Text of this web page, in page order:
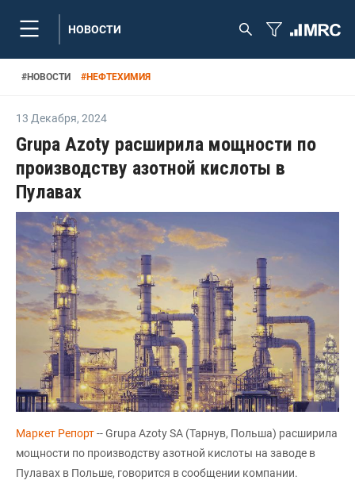
НОВОСТИ
#НОВОСТИ #НЕФТЕХИМИЯ
13 Декабря, 2024
Grupa Azoty расширила мощности по
производству азотной кислоты в
Пулавах
Маркет Репорт-- Grupa Azoty SA (Тарнув, Польша) расширила
мощности по производству азотной кислоты на заводе в
Пулавах в Польше, говорится в сообщении компании.